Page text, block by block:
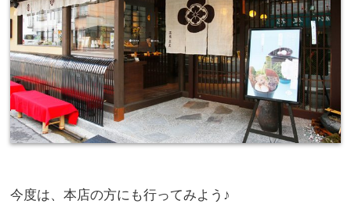
今度は、本店の方にも行ってみよう♪